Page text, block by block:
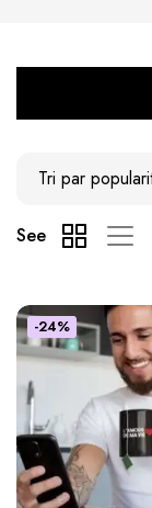
See
-24%